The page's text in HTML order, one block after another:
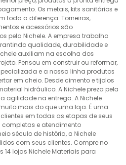
Os metais, kits sanitários e
toda a diferença. Torneiras,
e acessórios são
pela Nichele. A empresa trabalha
qualidade, durabilidade e
auxiliam na escolha dos
Pensou em construir ou reformar,
e a nossa linha produtos
em cheio. Desde cimento e tijolos
hidráulico. A Nichele preza pela
agilidade na entrega. A Nichele
mais do que uma loja. É uma
em todas as etapas de seus
completas e atendimento
século de história, a Nichele
com seus clientes. Compre no
14 lojas Nichele Materiais para